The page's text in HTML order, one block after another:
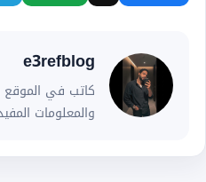
e3refblog
كاتب في الموقع
والمعلومات